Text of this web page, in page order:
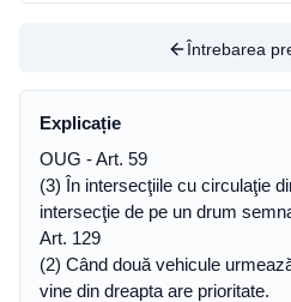
Întrebarea
Explicație
OUG - Art. 59
(3) În intersecţiile cu circulaţie
intersecţie de pe un drum
Art. 129
(2) Când două vehicule
vine din dreapta are prioritate.